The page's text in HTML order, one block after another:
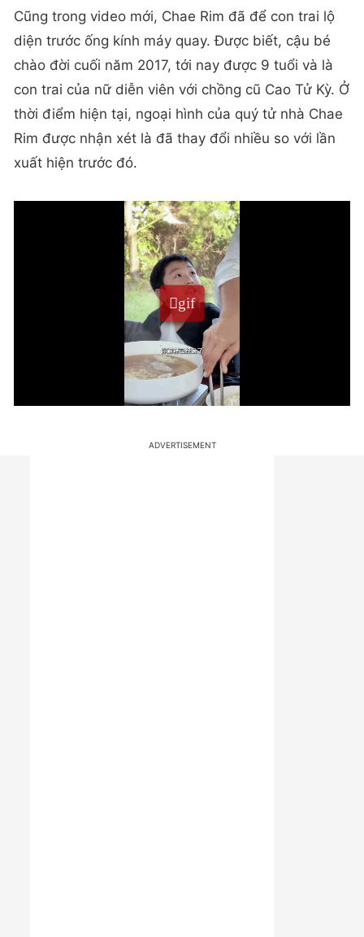
Cũng trong video mới, Chae Rim đã để con trai lộ
diện trước ống kính máy quay. Được biết, cậu bé
chào đời cuối năm 2017, tới nay được 9 tuổi và là
con trai của nữ diễn viên với chồng cũ Cao Tử Kỳ. Ở
thời điểm hiện tại, ngoại hình của quý tử nhà Chae
Rim được nhận xét là đã thay đổi nhiều so với lần
xuất hiện trước đó.